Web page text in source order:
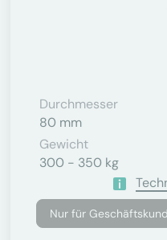
Durchmesser
80 mm
Gewicht
300 - 350 kg
Nur für